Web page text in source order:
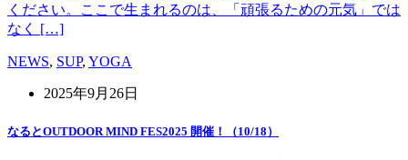
ください。ここで生まれるのは、「頑張るための元気」では
なく […]
NEWS, SUP, YOGA
2025年9月26日
なるとOUTDOOR MIND FES2025 開催！（10/18）